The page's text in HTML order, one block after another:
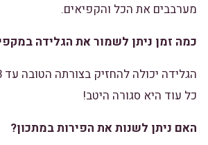
מערבבים את הכל והקפיאים.
כמה זמן ניתן לשמור את הגלידה
כל עוד היא סגורה היטב!
האם ניתן לשנות את הפירות במתכון?